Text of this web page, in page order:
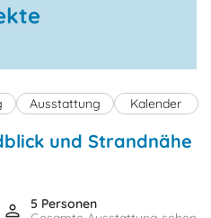
Ausstattung Kalender
und Strandnähe
5 Personen